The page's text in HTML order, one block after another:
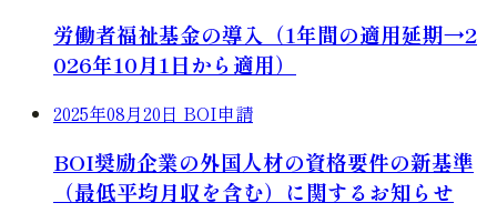
労働者福祉基金の導入（1年間の適用延期→2
026年10月1日から適用）
2025年08月20日 BOI申請
BOI奨励企業の外国人材の資格要件の新基準
（最低平均月収を含む）に関するお知らせ